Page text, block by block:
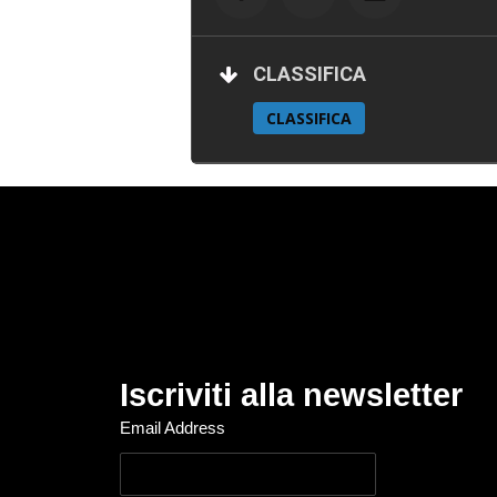
CLASSIFICA
CLASSIFICA
Iscriviti alla newsletter
Email Address